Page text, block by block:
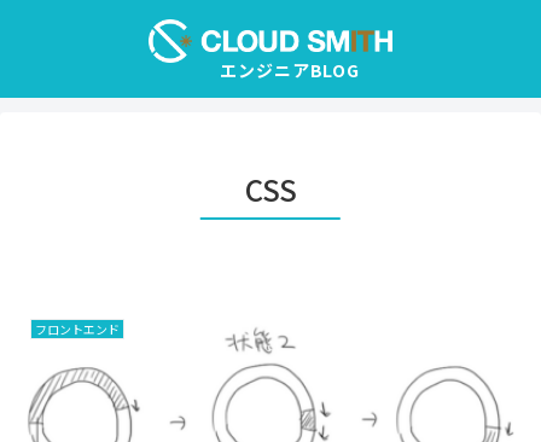
CSS
フロントエンド